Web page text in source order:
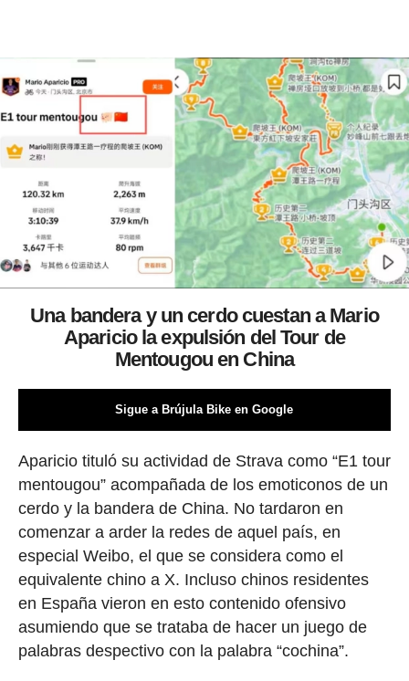
Una bandera y un cerdo cuestan a Mario
Aparicio la expulsión del Tour de
Mentougou en China
Sigue a Brújula Bike en Google
Aparicio tituló su actividad de Strava como “E1 tour
mentougou” acompañada de los emoticonos de un
cerdo y la bandera de China. No tardaron en
comenzar a arder la redes de aquel país, en
especial Weibo, el que se considera como el
equivalente chino a X. Incluso chinos residentes
en España vieron en esto contenido ofensivo
asumiendo que se trataba de hacer un juego de
palabras despectivo con la palabra “cochina”.